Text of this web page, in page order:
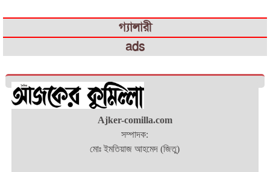
গ্যালারী
ads
Ajker-comilla.com
সম্পাদক:
মোঃ ইমতিয়াজ আহমেদ (জিতু)